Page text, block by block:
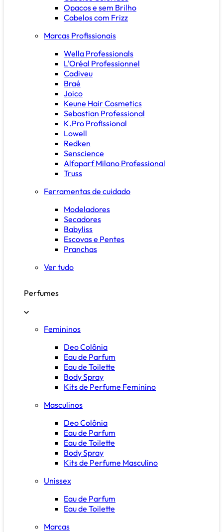
Opacos e sem Brilho
Cabelos com Frizz
Marcas Profissionais
Wella Professionals
L'Oréal Professionnel
Cadiveu
Braé
Joico
Keune Hair Cosmetics
Sebastian Professional
K.Pro Profissional
Lowell
Redken
Senscience
Alfaparf Milano Professional
Truss
Ferramentas de cuidado
Modeladores
Secadores
Babyliss
Escovas e Pentes
Pranchas
Ver tudo
Perfumes
Femininos
Deo Colônia
Eau de Parfum
Eau de Toilette
Body Spray
Kits de Perfume Feminino
Masculinos
Deo Colônia
Eau de Parfum
Eau de Toilette
Body Spray
Kits de Perfume Masculino
Unissex
Eau de Parfum
Eau de Toilette
Marcas